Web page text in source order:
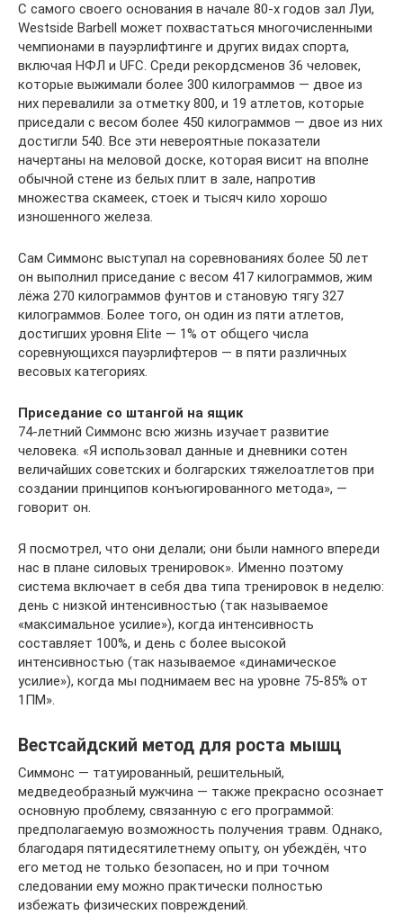
С самого своего основания в начале 80-х годов зал Луи,
Westside Barbell может похвастаться многочисленными
чемпионами в пауэрлифтинге и других видах спорта,
включая НФЛ и UFC. Среди рекордсменов 36 человек,
которые выжимали более 300 килограммов — двое из
них перевалили за отметку 800, и 19 атлетов, которые
приседали с весом более 450 килограммов — двое из них
достигли 540. Все эти невероятные показатели
начертаны на меловой доске, которая висит на вполне
обычной стене из белых плит в зале, напротив
множества скамеек, стоек и тысяч кило хорошо
изношенного железа.
Сам Симмонс выступал на соревнованиях более 50 лет
он выполнил приседание с весом 417 килограммов, жим
лёжа 270 килограммов фунтов и становую тягу 327
килограммов. Более того, он один из пяти атлетов,
достигших уровня Elite — 1% от общего числа
соревнующихся пауэрлифтеров — в пяти различных
весовых категориях.
Приседание со штангой на ящик
74-летний Симмонс всю жизнь изучает развитие
человека. «Я использовал данные и дневники сотен
величайших советских и болгарских тяжелоатлетов при
создании принципов конъюгированного метода», —
говорит он.
Я посмотрел, что они делали; они были намного впереди
нас в плане силовых тренировок». Именно поэтому
система включает в себя два типа тренировок в неделю:
день с низкой интенсивностью (так называемое
«максимальное усилие»), когда интенсивность
составляет 100%, и день с более высокой
интенсивностью (так называемое «динамическое
усилие»), когда мы поднимаем вес на уровне 75-85% от
1ПМ».
Вестсайдский метод для роста мышц
Симмонс — татуированный, решительный,
медведеобразный мужчина — также прекрасно осознает
основную проблему, связанную с его программой:
предполагаемую возможность получения травм. Однако,
благодаря пятидесятилетнему опыту, он убеждён, что
его метод не только безопасен, но и при точном
следовании ему можно практически полностью
избежать физических повреждений.